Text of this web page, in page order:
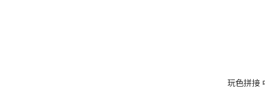
玩色拼接